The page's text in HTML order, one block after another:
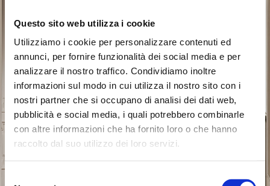
Questo sito web utilizza i cookie
Utilizziamo i cookie per personalizzare contenuti ed
annunci, per fornire funzionalità dei social media e per
analizzare il nostro traffico. Condividiamo inoltre
informazioni sul modo in cui utilizza il nostro sito con i
nostri partner che si occupano di analisi dei dati web,
pubblicità e social media, i quali potrebbero combinarle
con altre informazioni che ha fornito loro o che hanno
raccolto dal suo utilizzo dei loro servizi.